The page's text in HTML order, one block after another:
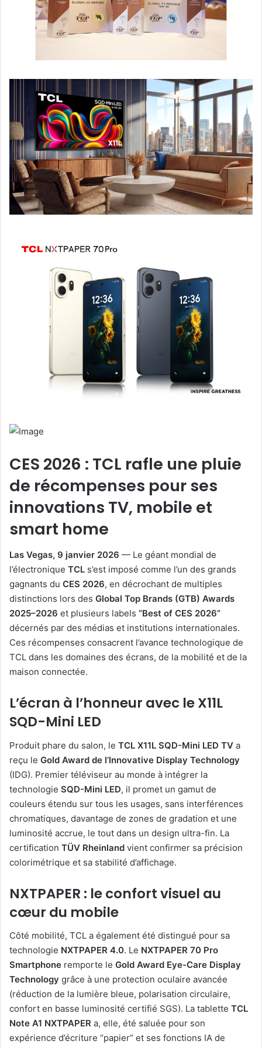
CES 2026 : TCL rafle une pluie
de récompenses pour ses
innovations TV, mobile et
smart home
Las Vegas, 9 janvier 2026 — Le géant mondial de
l’électronique TCL s’est imposé comme l’un des grands
gagnants du CES 2026, en décrochant de multiples
distinctions lors des Global Top Brands (GTB) Awards
2025–2026 et plusieurs labels “Best of CES 2026”
décernés par des médias et institutions internationales.
Ces récompenses consacrent l’avance technologique de
TCL dans les domaines des écrans, de la mobilité et de la
maison connectée.
L’écran à l’honneur avec le X11L
SQD-Mini LED
Produit phare du salon, le TCL X11L SQD-Mini LED TV a
reçu le Gold Award de l’Innovative Display Technology
(IDG). Premier téléviseur au monde à intégrer la
technologie SQD-Mini LED, il promet un gamut de
couleurs étendu sur tous les usages, sans interférences
chromatiques, davantage de zones de gradation et une
luminosité accrue, le tout dans un design ultra-fin. La
certification TÜV Rheinland vient confirmer sa précision
colorimétrique et sa stabilité d’affichage.
NXTPAPER : le confort visuel au
cœur du mobile
Côté mobilité, TCL a également été distingué pour sa
technologie NXTPAPER 4.0. Le NXTPAPER 70 Pro
Smartphone remporte le Gold Award Eye-Care Display
Technology grâce à une protection oculaire avancée
(réduction de la lumière bleue, polarisation circulaire,
confort en basse luminosité certifié SGS). La tablette TCL
Note A1 NXTPAPER a, elle, été saluée pour son
expérience d’écriture “papier” et ses fonctions IA de